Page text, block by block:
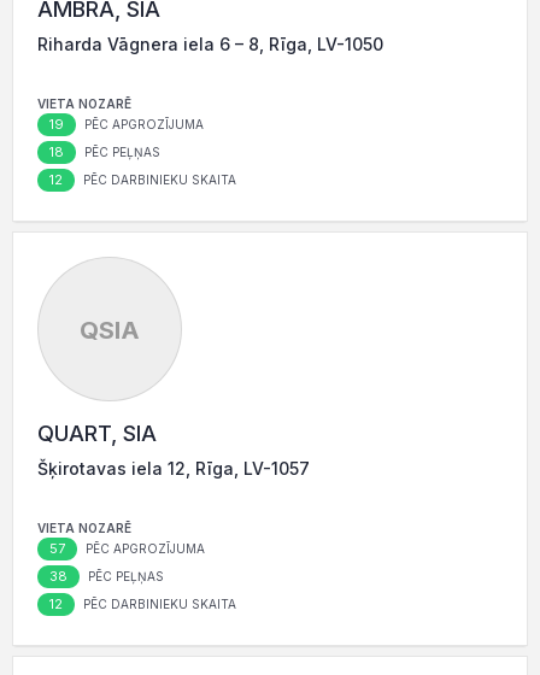
AMBRA, SIA
Riharda Vāgnera iela 6 – 8, Rīga, LV-1050
VIETA NOZARĒ
19 PĒC APGROZĪJUMA
18 PĒC PEĻŅAS
12 PĒC DARBINIEKU SKAITA
QSIA
QUART, SIA
Šķirotavas iela 12, Rīga, LV-1057
VIETA NOZARĒ
57 PĒC APGROZĪJUMA
38 PĒC PEĻŅAS
12 PĒC DARBINIEKU SKAITA